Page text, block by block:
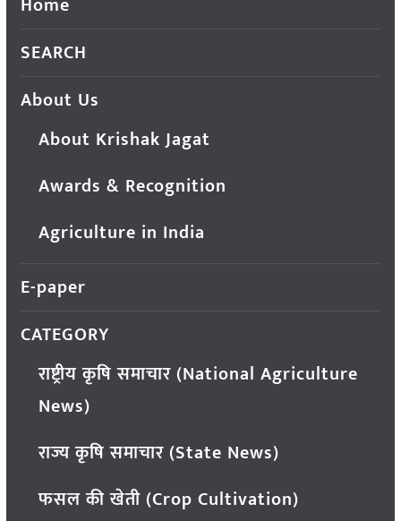
SEARCH
About Us
About Krishak Jagat
Awards & Recognition
Agriculture in India
E-paper
CATEGORY
राष्ट्रीय कृषि समाचार (National Agriculture
News)
राज्य कृषि समाचार (State News)
फसल की खेती (Crop Cultivation)